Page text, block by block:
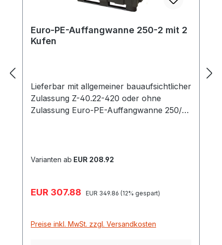
Euro-PE-Auffangwanne 250-2 mit 2
Kufen
Lieferbar mit allgemeiner bauaufsichtlicher
Zulassung Z-40.22-420 oder ohne
Zulassung Euro-PE-Auffangwanne 250/2
Auffangvolumen ohen Gitterrost 250 Liter,
Funktionalität, mit eingebauten
Euro-Palette aufgestellt werden Variante
Varianten ab EUR 208.92
Verkaufspreis:
EUR 307.88 Regulärer Preis:
EUR 349.86 (12% gespart)
Preise inkl. MwSt. zzgl. Versandkosten